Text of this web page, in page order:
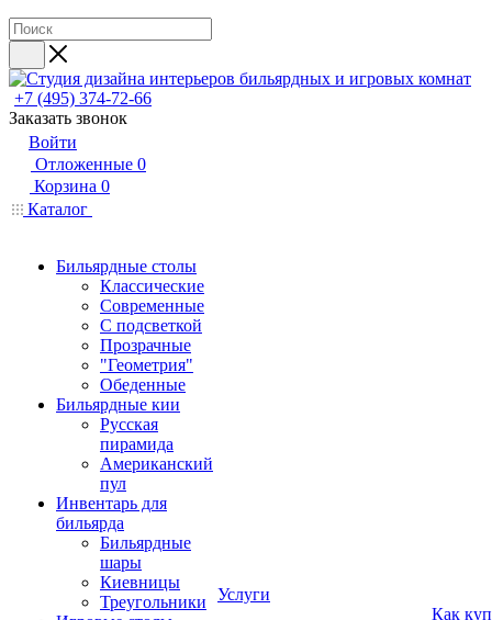
+7 (495) 374-72-66
Заказать звонок
Войти
Отложенные 0
Корзина 0
Каталог
Бильярдные столы
Классические
Современные
С подсветкой
Прозрачные
"Геометрия"
Обеденные
Бильярдные кии
Русская
пирамида
Американский
пул
Инвентарь для
бильярда
Бильярдные
шары
Киевницы
Треугольники
Услуги
Как